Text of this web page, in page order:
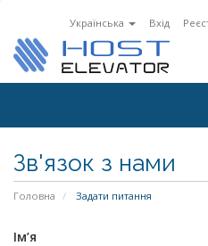
Українська Вхід
Зв'язок з нами
Головна Задати питання
Ім’я